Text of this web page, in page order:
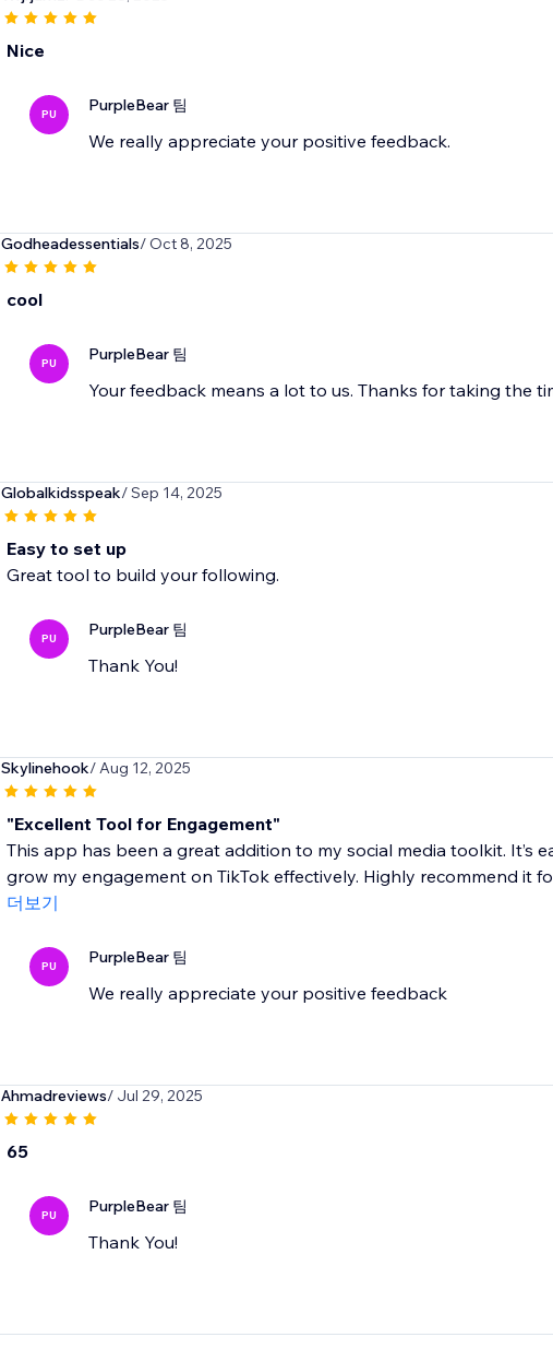
Nice
PU PurpleBear 팀
We really appreciate your positive feedback.
Godheadessentials/ Oct 8, 2025
cool
PU PurpleBear 팀
Your feedback means a lot to us. Thanks for taking the
Globalkidsspeak/ Sep 14, 2025
Easy to set up
Great tool to build your following.
PU PurpleBear 팀
Thank You!
Skylinehook/ Aug 12, 2025
"Excellent Tool for Engagement"
This app has been a great addition to my social media toolkit. It’s
grow my engagement on TikTok effectively. Highly recommend it
더보기
PU PurpleBear 팀
We really appreciate your positive feedback
Ahmadreviews/ Jul 29, 2025
65
PU PurpleBear 팀
Thank You!